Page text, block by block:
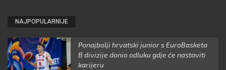
NAJPOPULARNIJE
Ponajbolji hrvatski junior s EuroBasketa
B divizije donio odluku gdje će nastaviti
karijeru